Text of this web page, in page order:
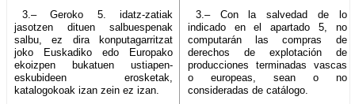
3.– Geroko 5. idatz-zatiak
jasotzen dituen salbuespenak
salbu, ez dira konputagarritzat
joko Euskadiko edo Europako
ekoizpen bukatuen ustiapen-
eskubideen erosketak,
katalogokoak izan zein ez izan.
3.– Con la salvedad de lo
indicado en el apartado 5, no
computarán las compras de
derechos de explotación de
producciones terminadas vascas
o europeas, sean o no
consideradas de catálogo.